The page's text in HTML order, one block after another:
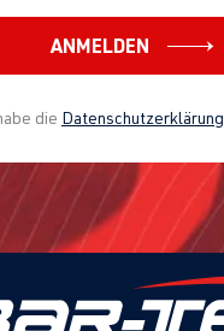
ANMELDEN
die Datenschutzerklärung